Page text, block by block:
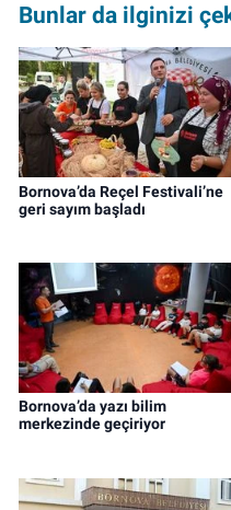
Bunlar da ilginizi
Bornova’da Reçel Festivali’ne
geri sayım başladı
Bornova’da yazı bilim
merkezinde geçiriyor